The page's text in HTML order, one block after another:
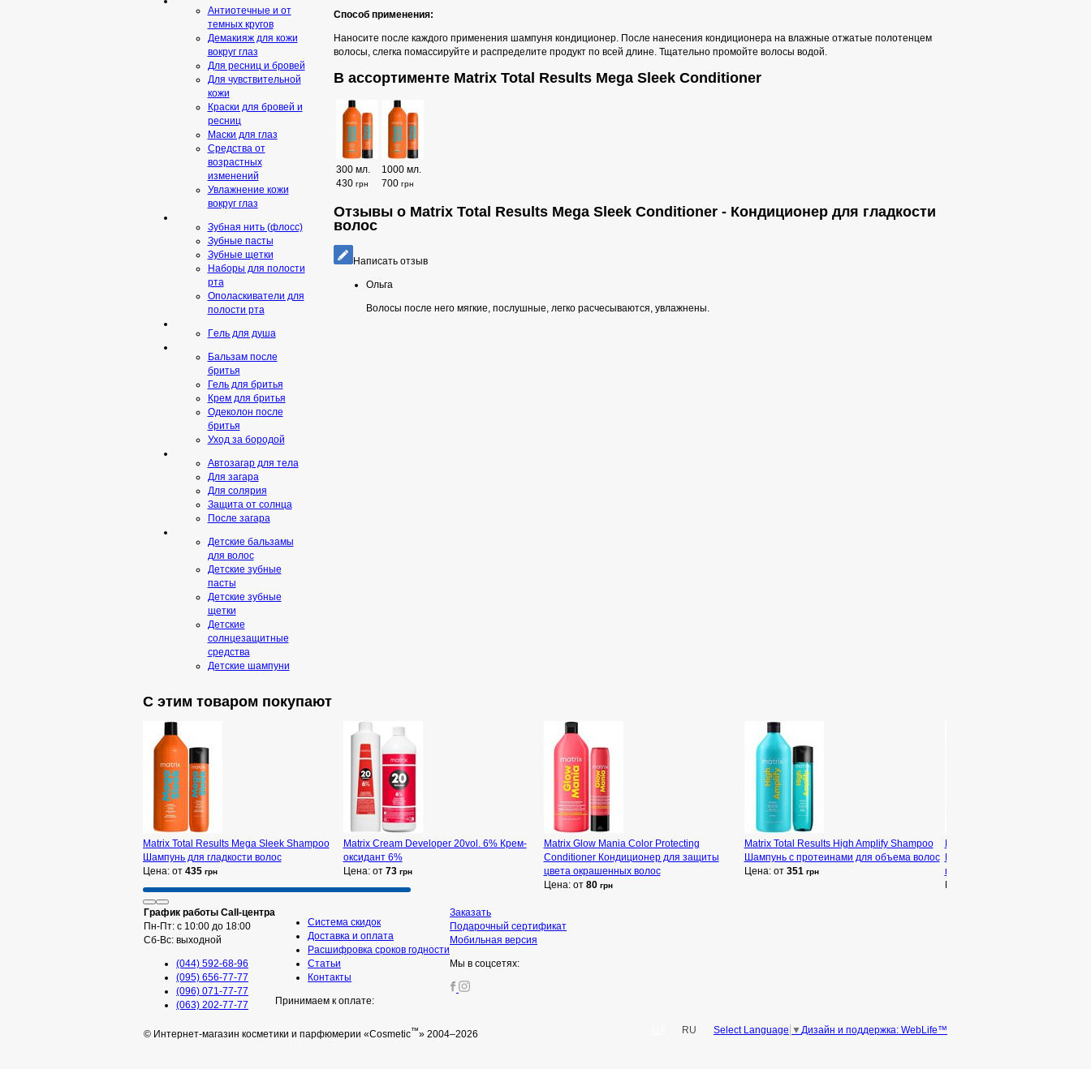
Способ применения:
Наносите после каждого применения шампуня кондиционер. После нанесения кондиционера на влажные отжатые полотенцем
волосы, слегка помассируйте и распределите продукт по всей длине. Тщательно промойте волосы водой.
В ассортименте Matrix Total Results Mega Sleek Conditioner
300 мл.
430 грн
1000 мл.
700 грн
Отзывы о Matrix Total Results Mega Sleek Conditioner - Кондиционер для гладкости
волос
Написать отзыв
Ольга
Волосы после него мягкие, послушные, легко расчесываются, увлажнены.
Антиотечные и от
темных кругов
Демакияж для кожи
вокруг глаз
Для ресниц и бровей
Для чувствительной
кожи
Краски для бровей и
ресниц
Маски для глаз
Средства от
возрастных
изменений
Увлажнение кожи
вокруг глаз
Зубная нить (флосс)
Зубные пасты
Зубные щетки
Наборы для полости
рта
Ополаскиватели для
полости рта
Гeль для душа
Бальзам после
бритья
Гель для бритья
Крем для бритья
Одеколон после
бритья
Уход за бородой
Автозагар для тела
Для загара
Для солярия
Защита от солнца
После загара
Детские бальзамы
для волос
Детские зубные
пасты
Детские зубные
щетки
Детские
солнцезащитные
средства
Детские шампуни
С этим товаром покупают
Matrix Total Results Mega Sleek Shampoo
Шампунь для гладкости волос
Цена: от 435 грн
Matrix Cream Developer 20vol. 6% Крем-
оксидант 6%
Цена: от 73 грн
Matrix Glow Mania Color Protecting
Conditioner Кондиционер для защиты
цвета окрашенных волос
Цена: от 80 грн
Matrix Total Results High Amplify Shampoo
Шампунь с протеинами для объема волос
Цена: от 351 грн
пудра с пантенолом
График работы Call-центра
Пн-Пт: с 10:00 до 18:00
Сб-Вс: выходной
(044) 592-68-96
(095) 656-77-77
(096) 071-77-77
(063) 202-77-77
Система скидок
Доставка и оплата
Расшифровка сроков годности
Статьи
Контакты
Принимаем к оплате:
Заказать
Подарочный сертификат
Мобильная версия
Мы в соцсетях:
© Интернет-магазин косметики и парфюмерии «Cosmetic™» 2004–2026 Дизайн и поддержка: WebLife™
Select Language ▼
RU